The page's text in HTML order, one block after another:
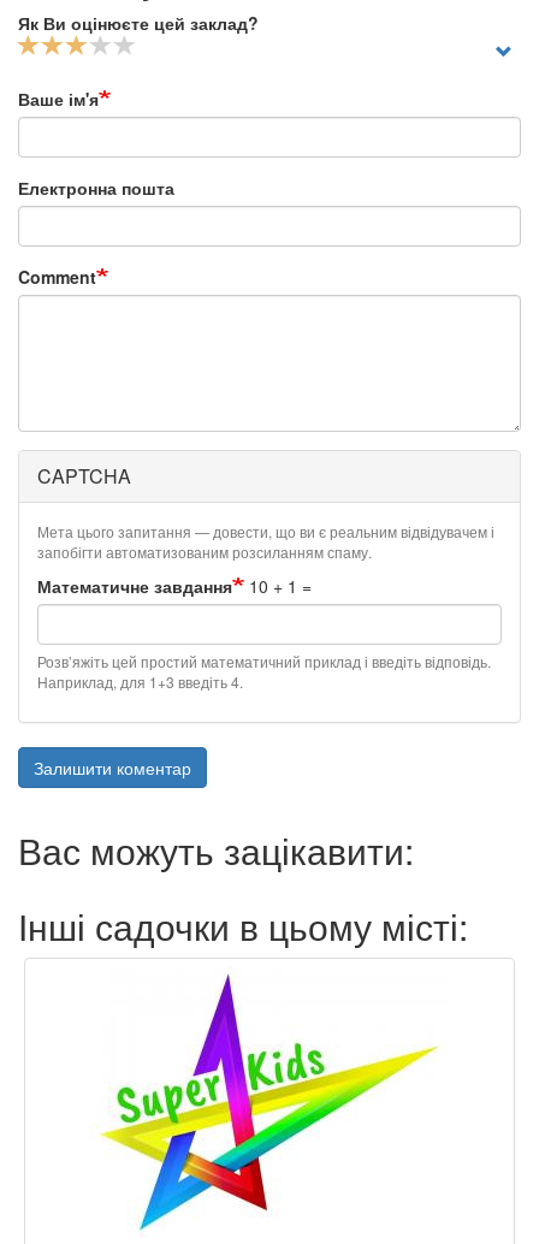
Як Ви оцінюєте цей заклад?
Ваше ім'я
Електронна пошта
Comment
CAPTCHA
Мета цього запитання — довести, що ви є реальним відвідувачем і
запобігти автоматизованим розсиланням спаму.
Математичне завдання 10 + 1 =
Розв’яжіть цей простий математичний приклад і введіть відповідь.
Наприклад, для 1+3 введіть 4.
Залишити коментар
Вас можуть зацікавити:
Інші садочки в цьому місті: